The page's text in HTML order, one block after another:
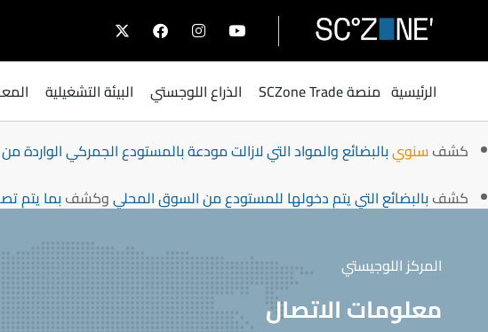
الرئيسية منصة SCZone Trade الذراع اللوجستي البيئة التشغيلية
كشف موقع من الممثل القانوني للمشروعكل ستة أشهربالمواد والبضائع
كشفكل ستة أشهر بالمواد والبضائع التي خرجت من المستودعمن حيث النوع
كشفسنويبالبضائع والمواد التي لازالت مودعة بالمستودع الجمركي الواردة من
كشف بالبضائع التي يتم دخولها للمستودع من السوق المحليوكشفبما يتم
المركز اللوجيستي
معلومات الاتصال